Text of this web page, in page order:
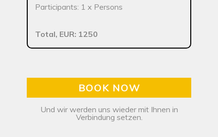
Participants: 1 x Persons
Total, EUR: 1250
BOOK NOW
Und wir werden uns wieder mit Ihnen in
Verbindung setzen.